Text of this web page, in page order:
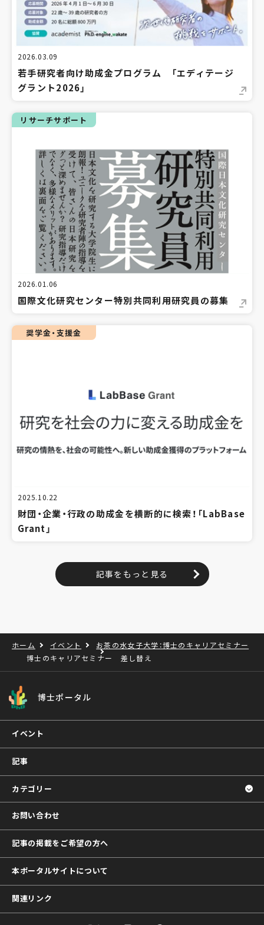
2026.03.09
若手研究者向け助成金プログラム 「エディテージ
グラント2026」
リサーチサポート
2026.01.06
国際文化研究センター特別共同利用研究員の募集
奨学金・支援金
2025.10.22
財団・企業・行政の助成金を横断的に検索！「LabBase
Grant」
記事をもっと見る
ホーム イベント
お茶の水女子大学：博士のキャリアセミナー
博士のキャリアセミナー 差し替え
博士ポータル
イベント
記事
カテゴリー
お問い合わせ
記事の掲載をご希望の方へ
本ポータルサイトについて
関連リンク